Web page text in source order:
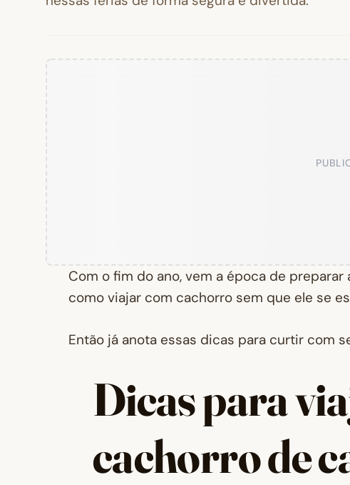
Com o fim do ano, vem a época de
como viajar com cachorro sem que ele se
Então já anota essas dicas para curtir com
Dicas para
cachorro de